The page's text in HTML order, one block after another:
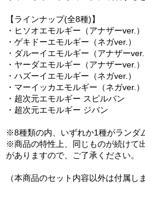
【ラインナップ(全8種)】
・ヒソオエモルギー（アナザーver.）
・ゲキドーエモルギー（ネガver.）
・ダルーイエモルギー（アナザーver.
・ヤーダエモルギー（アナザーver.）
・ハズーイエモルギー（ネガver.）
・マーイッカエモルギー（ネガver.）
・超次元エモルギー スピルバン
・超次元エモルギー ジバン
※8種類の内、いずれか1種がランダ
※商品の特性上、同じものが続けて
がありますので、ご了承ください。
（本商品のセット内容以外は付属し